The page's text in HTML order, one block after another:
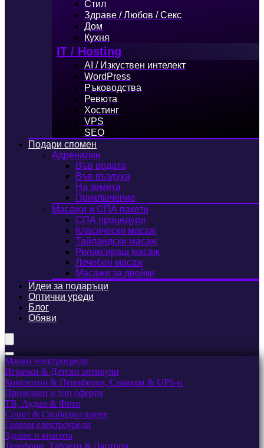
Стил
Здраве / Любов / Секс
Дом
Кухня
IT / Hosting
AI / Изкуствен интелект
WordPress
Ръководства
Ревюта
Хостинг
VPS
SEO
Подари спомен
Адреналин
Във водата
Във въздуха
На земята
Приключение
Масажи и СПА пакети
СПА процедури
Класически масаж
Тайландски масаж
Релаксиращ масаж
Лечебен масаж
Масажи за двойки
Идеи за подаръци
Оптични уреди
Блог
Обяви
Малки електроуреди
Играчки & Детски артикули
Компютри & Периферия, Сървъри & UPS-и
Промоции и топ оферти
ТВ, Аудио & Фото
Спорт & Свободно време
Големи електроуреди
Здраве и красота
Телефони, Таблети & Лаптопи